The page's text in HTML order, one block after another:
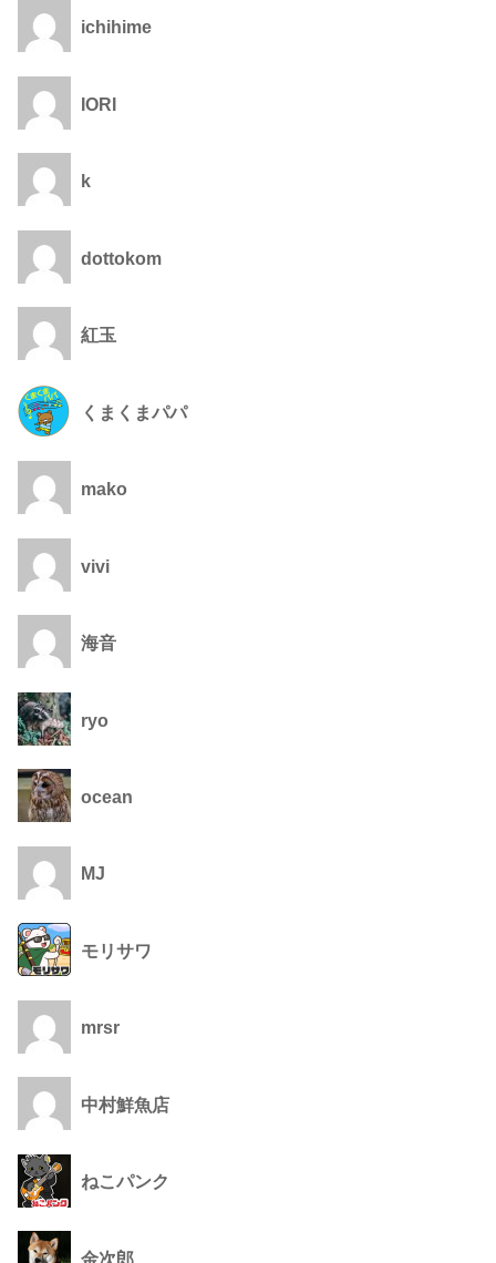
ichihime
IORI
k
dottokom
紅玉
くまくまパパ
mako
vivi
海音
ryo
ocean
MJ
モリサワ
mrsr
中村鮮魚店
ねこパンク
金次郎